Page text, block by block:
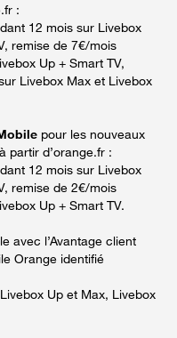
:
12 mois sur Livebox
remise de 7€/mois
Up + Smart TV,
Livebox Max et Livebox
pour les nouveaux
partir d’orange.fr :
12 mois sur Livebox
remise de 2€/mois
Up + Smart TV.
avec l’Avantage client
Orange identifié
Up et Max, Livebox